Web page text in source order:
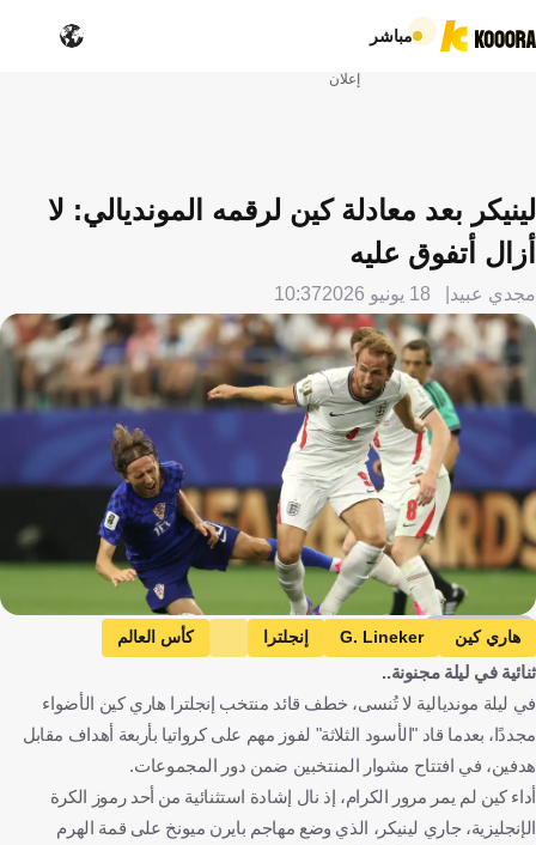
مباشر
إعلان
لينيكر بعد معادلة كين لرقمه المونديالي: لا
أزال أتفوق عليه
مجدي عبيد 18 يونيو 2026 10:37
Getty Images
هاري كين G. Lineker إنجلترا
كأس العالم
إنجلترا ضد كرواتيا
الولايات المتحدة
كرة قدم
ثنائية في ليلة مجنونة..
في ليلة مونديالية لا تُنسى، خطف قائد منتخب إنجلترا هاري كين الأضواء
مجددًا، بعدما قاد "الأسود الثلاثة" لفوز مهم على كرواتيا بأربعة أهداف مقابل
هدفين، في افتتاح مشوار المنتخبين ضمن دور المجموعات.
أداء كين لم يمر مرور الكرام، إذ نال إشادة استثنائية من أحد رموز الكرة
الإنجليزية، جاري لينيكر، الذي وضع مهاجم بايرن ميونخ على قمة الهرم